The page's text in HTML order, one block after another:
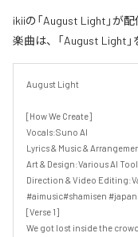
ikiiの「August Light」が
楽曲は、「August Light」
August Light
[How We Create]
Vocals:Suno AI
Lyrics & Music &
Art & Design:Various AI
Direction & Video
#aimusic#shamisen
[Verse 1]
We got lost inside the